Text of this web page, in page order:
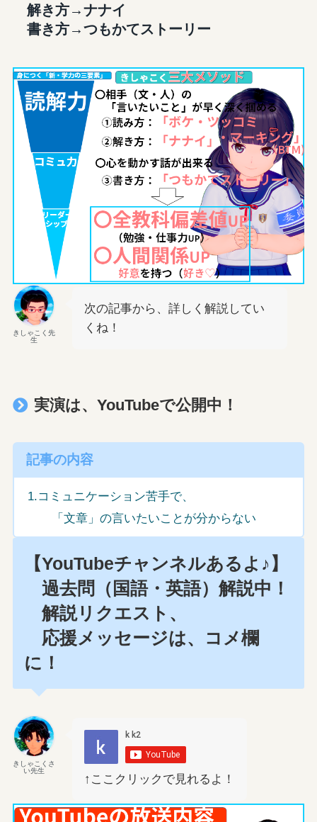
解き方→ナナイ
書き方→つもかてストーリー
きしゃこく先
生
次の記事から、詳しく解説してい
くね！
実演は、YouTubeで公開中！
記事の内容
1.コミュニケーション苦手で、
「文章」の言いたいことが分からない
【YouTubeチャンネルあるよ♪】
過去問（国語・英語）解説中！
解説リクエスト、
応援メッセージは、コメ欄
に！
きしゃこくさ
い先生
↑ここクリックで見れるよ！